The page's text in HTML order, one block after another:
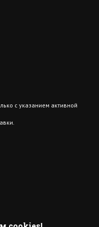
с указанием активной